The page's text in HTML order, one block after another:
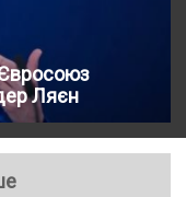
Євроcоюз
Ляєн